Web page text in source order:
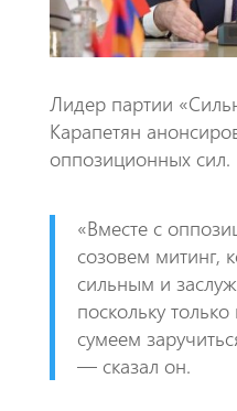
Лидер партии
Карапетян
оппозиционных сил.
«Вместе с
созовем митинг,
сильным и
поскольку
сумеем
— сказал он.